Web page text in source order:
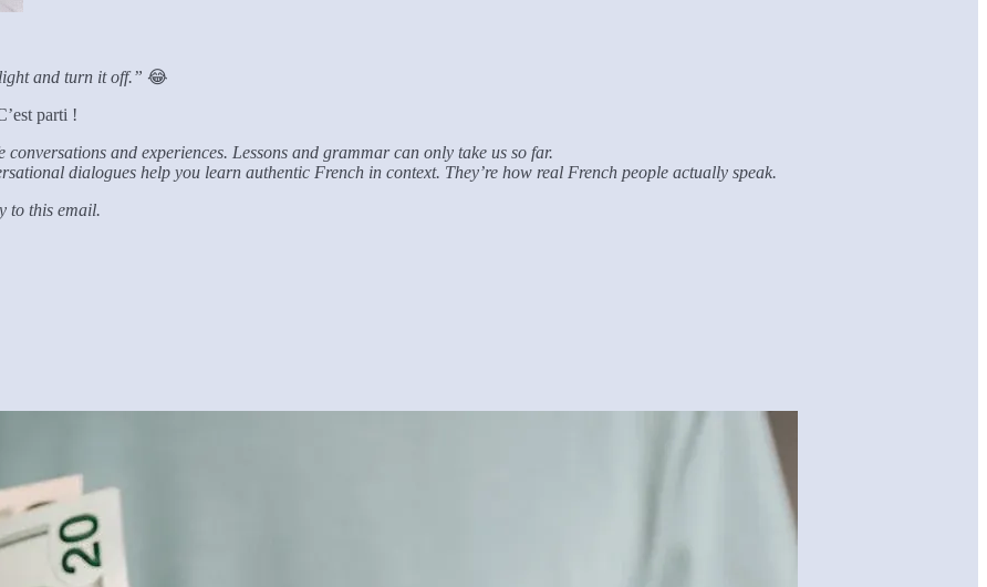
and turn it off.” 😂
parti !
and experiences. Lessons and grammar can only take us so far.
dialogues help you learn authentic French in context. They’re how real French people actually speak.
to this email.